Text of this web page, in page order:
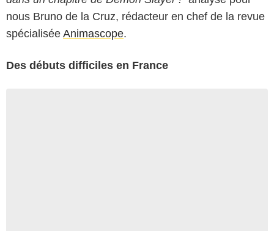
nous Bruno de la Cruz, rédacteur en chef de la revue
spécialisée Animascope.
Des débuts difficiles en France